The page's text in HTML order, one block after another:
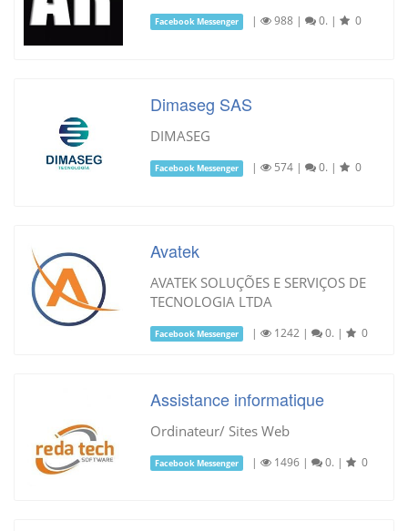
Facebook Messenger | 988 | 0. | 0
Dimaseg SAS
DIMASEG
Facebook Messenger | 574 | 0. | 0
Avatek
AVATEK SOLUÇÕES E SERVIÇOS DE
TECNOLOGIA LTDA
Facebook Messenger | 1242 | 0. | 0
Assistance informatique
Ordinateur/ Sites Web
Facebook Messenger | 1496 | 0. | 0